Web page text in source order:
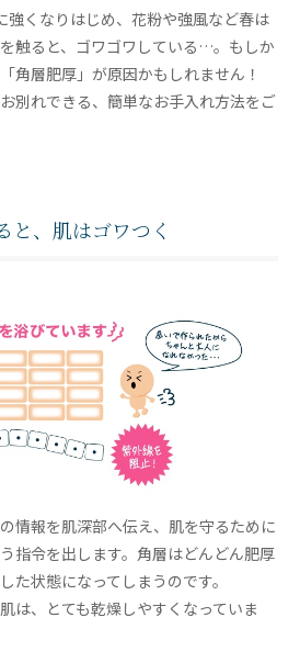
強くなりはじめ、花粉や強風など春は
触ると、ゴワゴワしている…。もしか
角層肥厚」が原因かもしれません！
別れできる、簡単なお手入れ方法をご
と、肌はゴワつく
情報を肌深部へ伝え、肌を守るために
指令を出します。角層はどんどん肥厚
た状態になってしまうのです。
は、とても乾燥しやすくなっていま